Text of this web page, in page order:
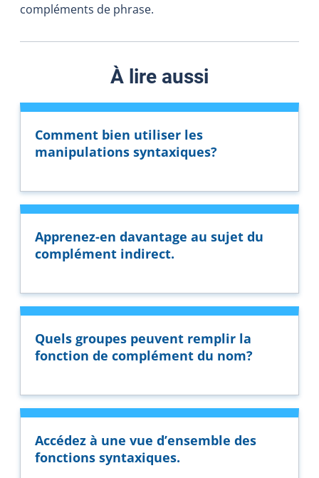
compléments de phrase.
À lire aussi
Comment bien utiliser les
manipulations syntaxiques?
Apprenez-en davantage au sujet du
complément indirect.
Quels groupes peuvent remplir la
fonction de complément du nom?
Accédez à une vue d’ensemble des
fonctions syntaxiques.